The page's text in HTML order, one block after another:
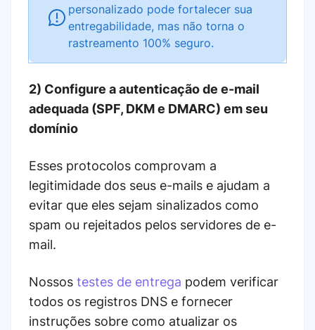
personalizado pode fortalecer sua
entregabilidade, mas não torna o
rastreamento 100% seguro.
2) Configure a autenticação de e-mail
adequada (SPF, DKM e DMARC) em seu
domínio
Esses protocolos comprovam a
legitimidade dos seus e-mails e ajudam a
evitar que eles sejam sinalizados como
spam ou rejeitados pelos servidores de e-
mail.
Nossos testes de entrega podem verificar
todos os registros DNS e fornecer
instruções sobre como atualizar os